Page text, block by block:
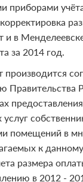
и в
за 2014 год.
производится
помещений в
к
размера
в 2012 -